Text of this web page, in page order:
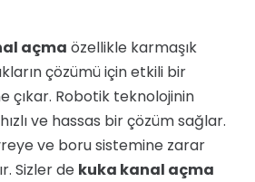
açma özellikle karmaşık
çözümü için etkili bir
çıkar. Robotik teknolojinin
ve hassas bir çözüm sağlar.
ve boru sistemine zarar
Sizler de kuka kanal açma